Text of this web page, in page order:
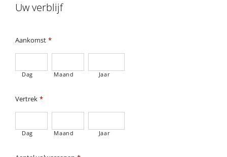
Uw verblijf
Aankomst *
Dag Maand Jaar
Vertrek *
Dag Maand Jaar